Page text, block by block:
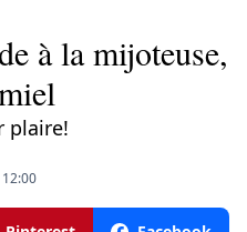
à la mijoteuse,
plaire!